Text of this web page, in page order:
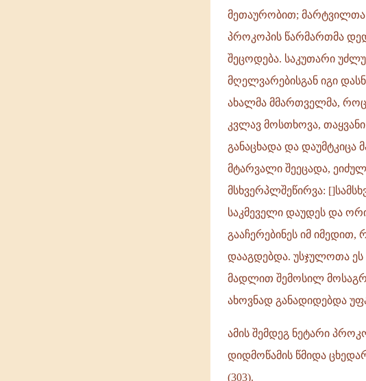
მეთაურობით; მარტვილთა
პროკოპის წარმართმა
შეცოდება. საკუთარი
მღელვარებისგან იგი
ახალმა მმართველმა,
კვლავ მოსთხოვა, თაყვანი
განაცხადა და დაუმტკიცა
მტარვალი შეეცადა,
მსხვერპლშეწირვა:
საკმეველი დაუდეს და
გააჩერებინეს იმ
დააგდებდა. უსჯულოთა
მადლით შემოსილ
ახოვნად განადიდებდა
ამის შემდეგ ნეტარი
დიდმოწამის წმიდა
(303).